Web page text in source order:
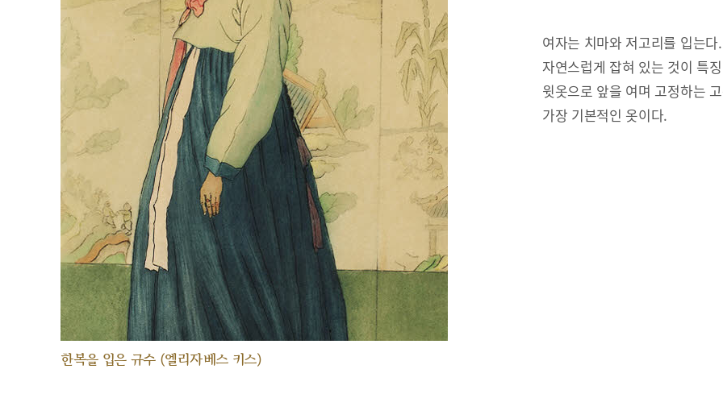
한복을 입은 규수 (엘리자베스 키스)
여자는 치마와 저고리를 입는
자연스럽게 잡혀 있는 것이 특
윗옷으로 앞을 여며 고정하는
가장 기본적인 옷이다.